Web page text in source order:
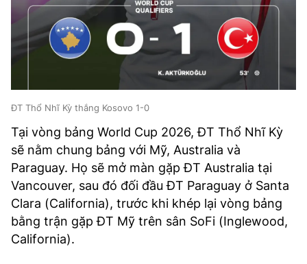
ĐT Thổ Nhĩ Kỳ thắng Kosovo 1-0
Tại vòng bảng World Cup 2026, ĐT Thổ Nhĩ Kỳ
sẽ nằm chung bảng với Mỹ, Australia và
Paraguay. Họ sẽ mở màn gặp ĐT Australia tại
Vancouver, sau đó đối đầu ĐT Paraguay ở Santa
Clara (California), trước khi khép lại vòng bảng
bằng trận gặp ĐT Mỹ trên sân SoFi (Inglewood,
California).